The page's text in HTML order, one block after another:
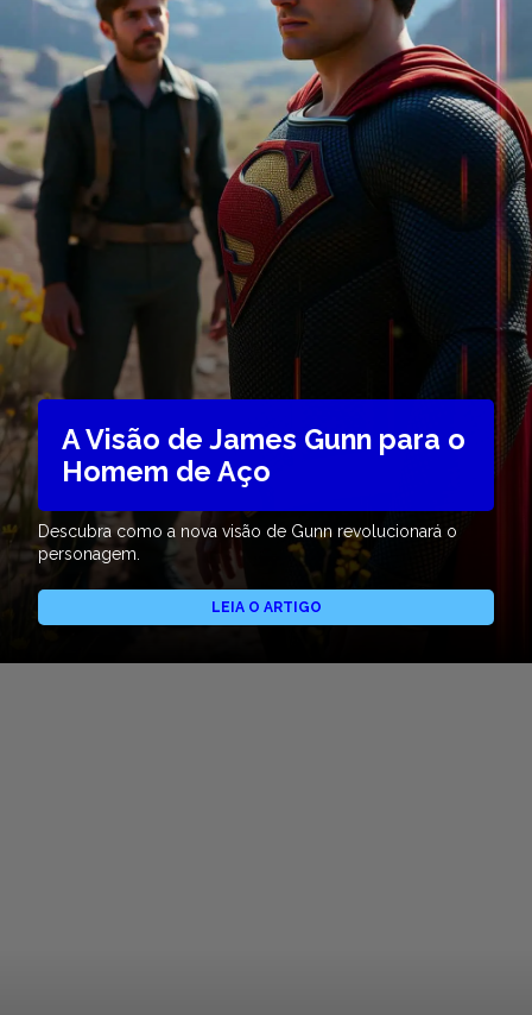
A Visão de James Gunn para o
Homem de Aço
Descubra como a nova visão de Gunn revolucionará o
personagem.
LEIA O ARTIGO